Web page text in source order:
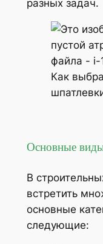
разных задач.
Как
Основные
В
встретить
основные
следующие: